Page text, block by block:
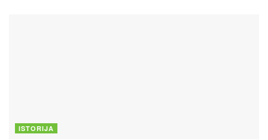
ISTORIJA